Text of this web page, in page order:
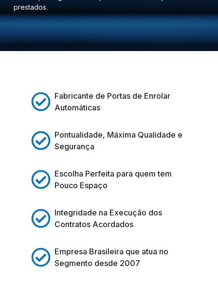
prestados.
Fabricante de Portas de Enrolar
Automáticas
Pontualidade, Máxima Qualidade e
Segurança
Escolha Perfeita para quem tem
Pouco Espaço
Integridade na Execução dos
Contratos Acordados
Empresa Brasileira que atua no
Segmento desde 2007